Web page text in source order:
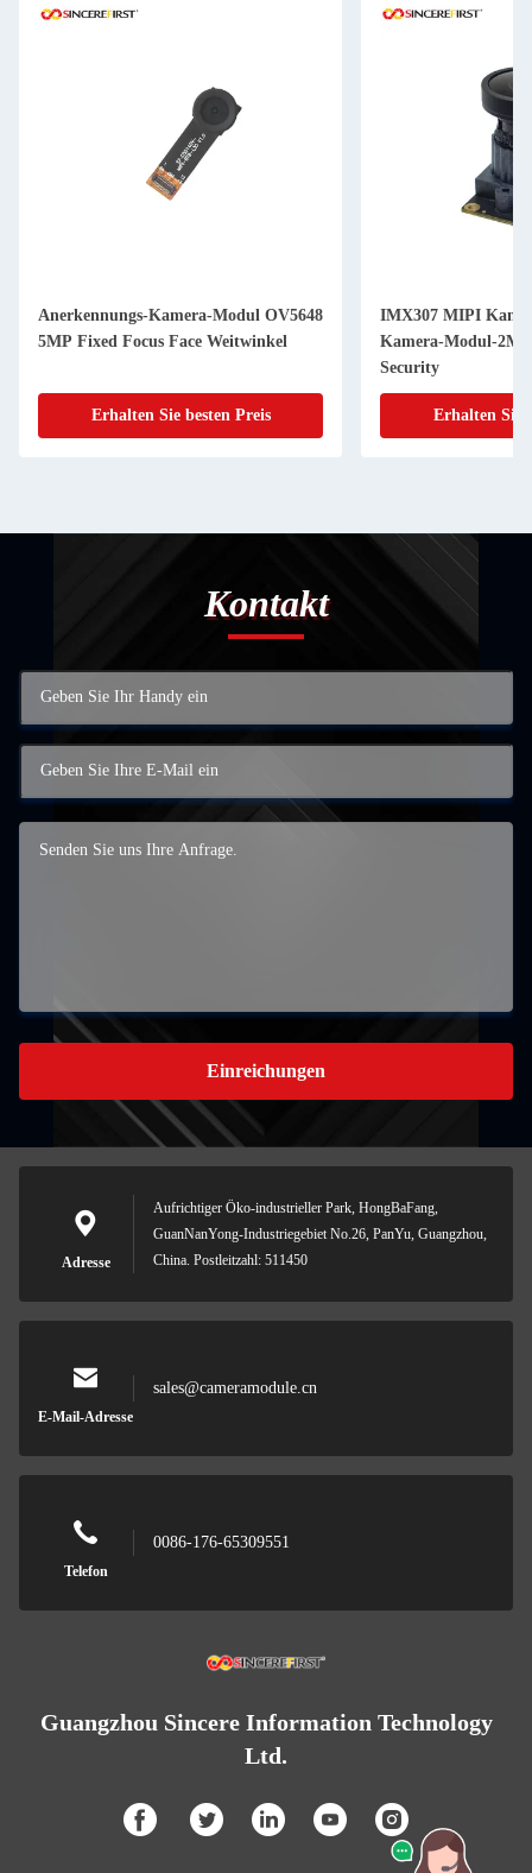
Anerkennungs-Kamera-Modul OV5648
5MP Fixed Focus Face Weitwinkel
Erhalten Sie besten Preis
IMX307 MIPI
Kamera-Modul-
Security
Erhalten Sie
Kontakt
Einreichungen
Adresse
Aufrichtiger Öko-industrieller Park, HongBaFang,
GuanNanYong-Industriegebiet No.26, PanYu, Guangzhou,
China. Postleitzahl: 511450
E-Mail-Adresse
sales@cameramodule.cn
Telefon
0086-176-65309551
Guangzhou Sincere Information Technology
Ltd.